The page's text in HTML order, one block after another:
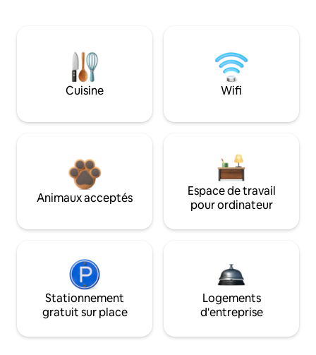
Cuisine Wifi
Animaux acceptés
Espace de travail
pour ordinateur
Stationnement
gratuit sur place
Logements
d'entreprise